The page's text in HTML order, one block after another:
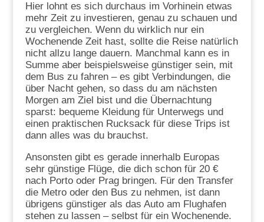
Hier lohnt es sich durchaus im Vorhinein etwas
mehr Zeit zu investieren, genau zu schauen und
zu vergleichen. Wenn du wirklich nur ein
Wochenende Zeit hast, sollte die Reise natürlich
nicht allzu lange dauern. Manchmal kann es in
Summe aber beispielsweise günstiger sein, mit
dem Bus zu fahren – es gibt Verbindungen, die
über Nacht gehen, so dass du am nächsten
Morgen am Ziel bist und die Übernachtung
sparst: bequeme Kleidung für Unterwegs und
einen praktischen Rucksack für diese Trips ist
dann alles was du brauchst.
Ansonsten gibt es gerade innerhalb Europas
sehr günstige Flüge, die dich schon für 20 €
nach Porto oder Prag bringen. Für den Transfer
die Metro oder den Bus zu nehmen, ist dann
übrigens günstiger als das Auto am Flughafen
stehen zu lassen – selbst für ein Wochenende.